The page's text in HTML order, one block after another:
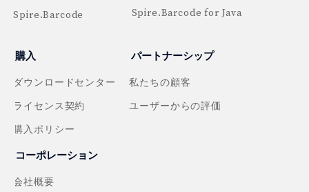
Spire.Barcode
Spire.Barcode for Java
購入
ダウンロードセンター
ライセンス契約
購入ポリシー
パートナーシップ
私たちの顧客
ユーザーからの評価
コーポレーション
会社概要